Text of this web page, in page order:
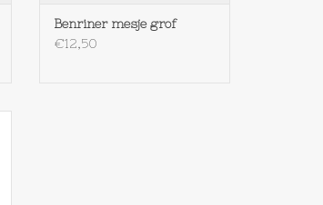
Benriner mesje grof
€12,50